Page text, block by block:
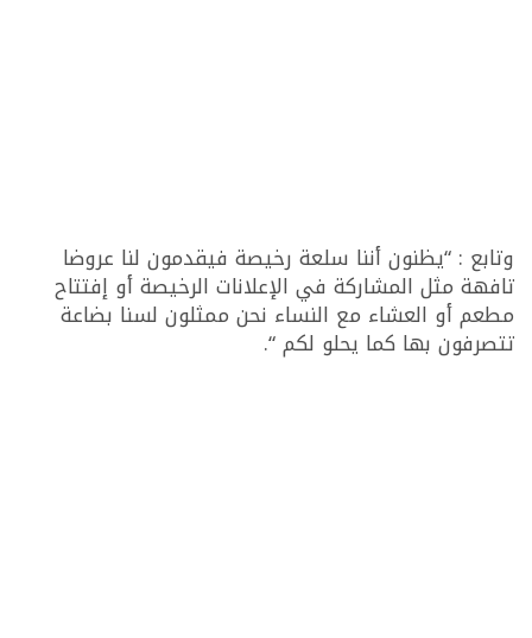
وتابع : “يظنون أننا سلعة رخيصة فيقدمون لنا عروضا
تافهة مثل المشاركة في الإعلانات الرخيصة أو إفتتاح
مطعم أو العشاء مع النساء نحن ممثلون لسنا بضاعة
تتصرفون بها كما يحلو لكم “.